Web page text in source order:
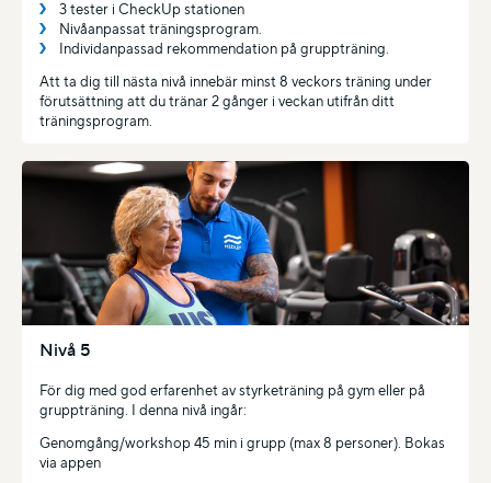
3 tester i CheckUp stationen
Nivåanpassat träningsprogram.
Individanpassad rekommendation på gruppträning.
Att ta dig till nästa nivå innebär minst 8 veckors träning under
förutsättning att du tränar 2 gånger i veckan utifrån ditt
träningsprogram.
Nivå 5
För dig med god erfarenhet av styrketräning på gym eller på
gruppträning. I denna nivå ingår:
Genomgång/workshop 45 min i grupp (max 8 personer). Bokas
via appen